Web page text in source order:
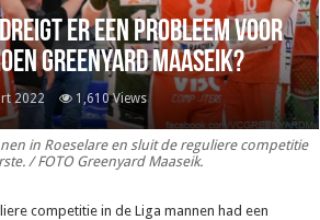
er een probleem voor
Greenyard Maaseik?
2022 1,610 Views
in Roeselare en sluit de reguliere competitie
/ FOTO Greenyard Maaseik.
competitie in de Liga mannen had een